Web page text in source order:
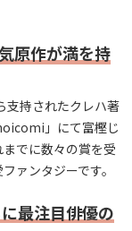
原作が満を持
支持されたクレハ著
」にて富樫じ
でに数々の賞を受
ァンタジーです。
最注目俳優の